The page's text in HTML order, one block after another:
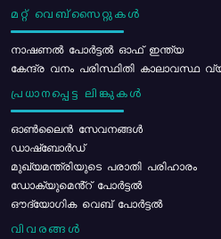
മറ്റ് വെബ്സൈറ്റുകൾ
നാഷണൽ പോർട്ടൽ ഓഫ് ഇന്ത്യ
കേന്ദ്ര വനം പരിസ്ഥിതി കാലാവസ്ഥ
പ്രധാനപ്പെട്ട ലിങ്കുകൾ
ഓൺലൈൻ സേവനങ്ങൾ
ഡാഷ്ബോർഡ്
മുഖ്യമന്ത്രിയുടെ പരാതി പരിഹാരം
ഡോക്യുമെൻ്റ് പോർട്ടൽ
ഔദ്യോഗിക വെബ് പോർട്ടൽ
വിവരങ്ങൾ